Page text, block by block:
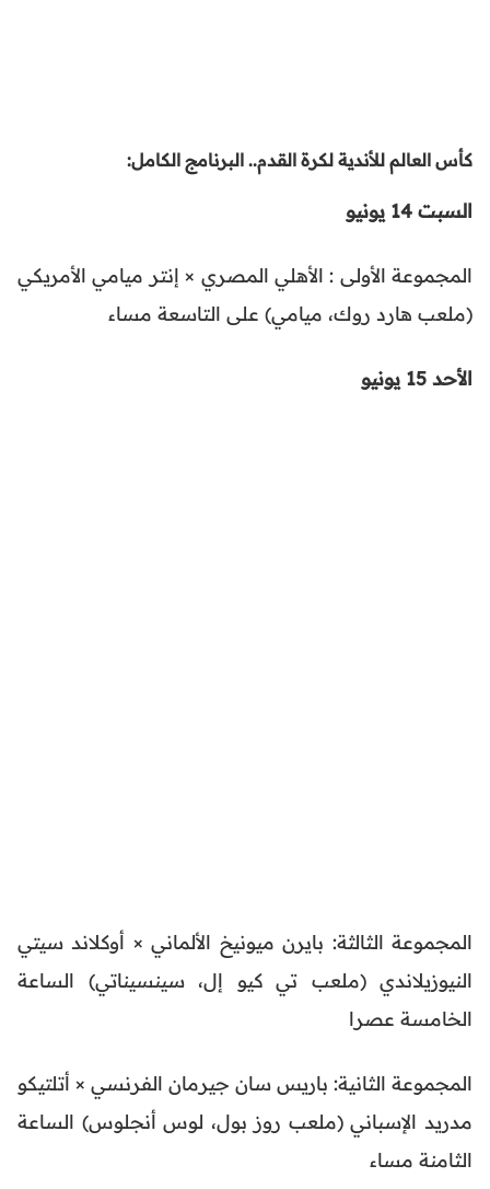
كأس العالم للأندية لكرة القدم.. البرنامج الكامل:
السبت 14 يونيو
المجموعة الأولى : الأهلي المصري × إنتر ميامي الأمريكي
(ملعب هارد روك، ميامي) على التاسعة مساء
الأحد 15 يونيو
المجموعة الثالثة: بايرن ميونيخ الألماني × أوكلاند سيتي
النيوزيلاندي (ملعب تي كيو إل، سينسيناتي) الساعة
الخامسة عصرا
المجموعة الثانية: باريس سان جيرمان الفرنسي × أتلتيكو
مدريد الإسباني (ملعب روز بول، لوس أنجلوس) الساعة
الثامنة مساء